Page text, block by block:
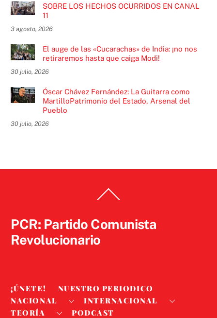
SOBRE LOS HECHOS OCURRIDOS EN CANAL
11
3 agosto, 2026
El auge de las «Cucarachas» de India: ¡no nos
retiraremos hasta que caiga Modi!
30 julio, 2026
Óscar Chávez Fernández: La Guitarra como
MartilloPatrimonio del Estado, Arsenal del
Pueblo
30 julio, 2026
To
PCR: Partido Comunista
Revolucionario
¡ÚNETE!
NUESTRO PERIODICO
NACIONAL
INTERNACIONAL
TEORÍA
PODCAST